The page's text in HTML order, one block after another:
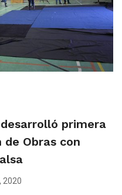
primera
de Obras con
2020